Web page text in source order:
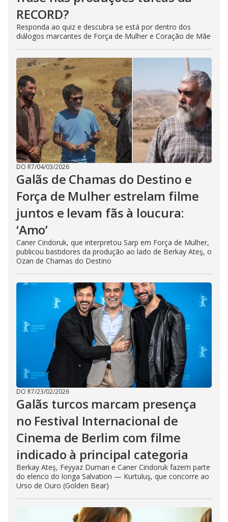
RECORD?
Responda ao quiz e descubra se está por dentro dos
diálogos marcantes de Força de Mulher e Coração de Mãe
DO R7/04/03/2026
Galãs de Chamas do Destino e
Força de Mulher estrelam filme
juntos e levam fãs à loucura:
‘Amo’
Caner Cindoruk, que interpretou Sarp em Força de Mulher,
publicou bastidores da produção ao lado de Berkay Ateş, o
Ozan de Chamas do Destino
DO R7/23/02/2026
Galãs turcos marcam presença
no Festival Internacional de
Cinema de Berlim com filme
indicado à principal categoria
Berkay Ateş, Feyyaz Duman e Caner Cindoruk fazem parte
do elenco do longa Salvation — Kurtuluş, que concorre ao
Urso de Ouro (Golden Bear)